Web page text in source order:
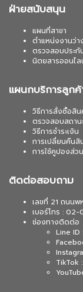
ฝ่ายสนับสนุน
แผนที่สาขา
ตำแหน่งงานว่า
ตรวจสอบประกั
นิตยสารออนไ
แผนกบริการลูกค้
วิธีการสั่งซื้อสิน
ตรวจสอบสถาน
วิธีการชำระเงิน
การเปลี่ยนคืนสิ
การใช้คูปองส่ว
ติดต่อสอบถาม
เลขที่ 21 ถนนพ
เบอร์โทร :
ช่องทางติดต่อ
Line ID
TikTok